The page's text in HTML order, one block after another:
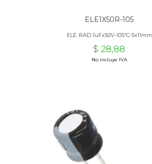
ELE1X50R-105
ELE. RAD 1uFx50V-105ºC-5x11mm
$ 28,88
No incluye IVA